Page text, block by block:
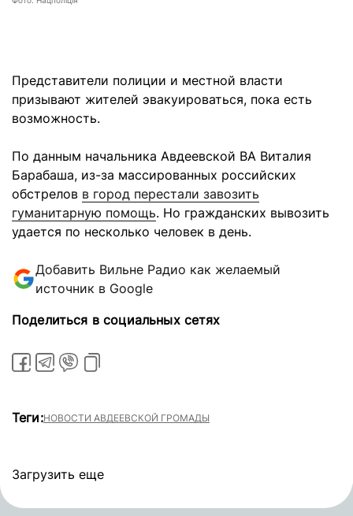
Представители полиции и местной власти
призывают жителей эвакуироваться, пока есть
возможность.
По данным начальника Авдеевской ВА Виталия
Барабаша, из-за массированных российских
обстрелов в город перестали завозить
гуманитарную помощь. Но гражданских вывозить
удается по несколько человек в день.
Добавить Вильне Радио как желаемый
источник в Google
Поделиться в социальных сетях
Теги:НОВОСТИ АВДЕЕВСКОЙ ГРОМАДЫ
Загрузить еще